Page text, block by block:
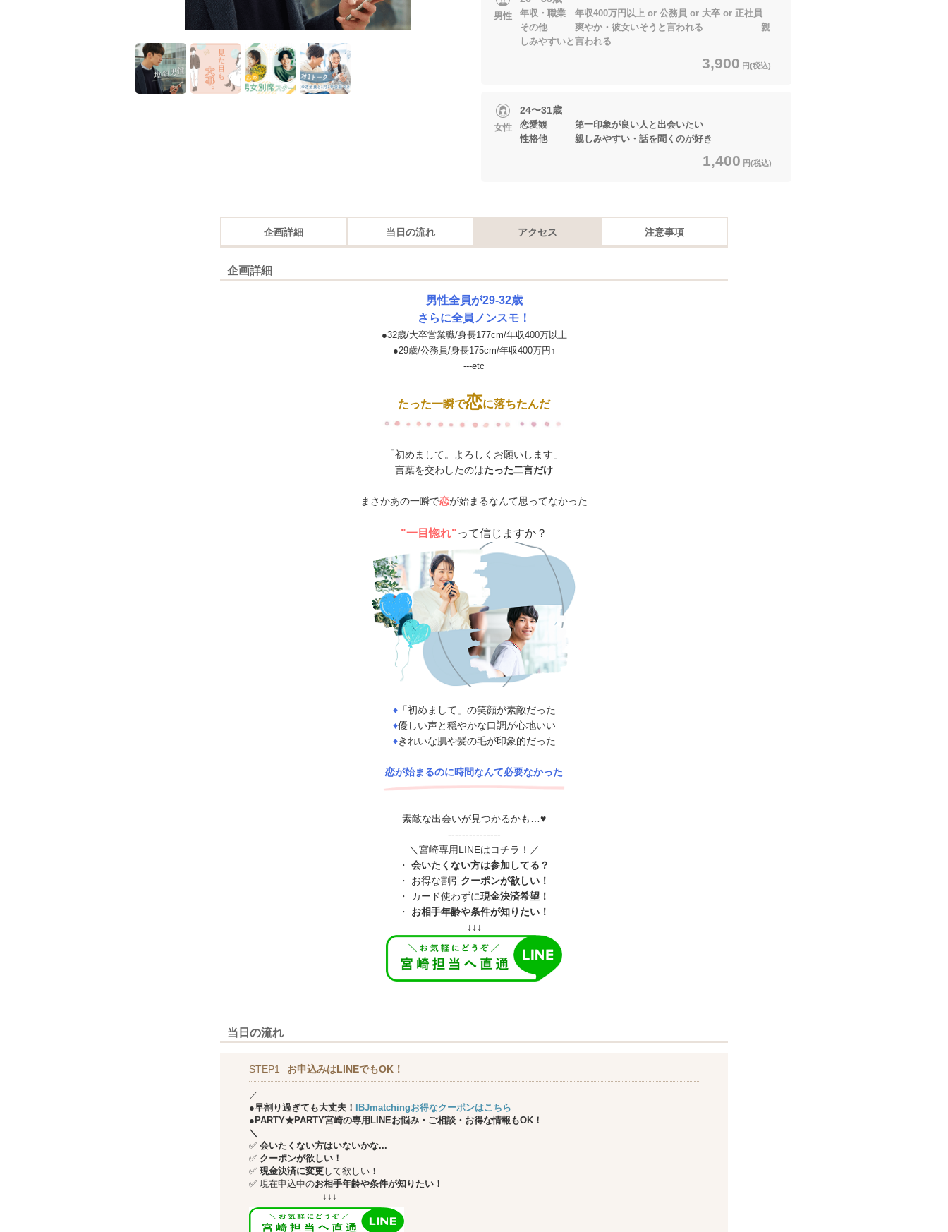
男性
年収・職業 年収400万円以上 or 公務員 or 大卒 or 正社員
その他 爽やか・彼女いそうと言われる 親
しみやすいと言われる
3,900 円(税込)
女性
24〜31歳
恋愛観 第一印象が良い人と出会いたい
性格他 親しみやすい・話を聞くのが好き
1,400 円(税込)
企画詳細 当日の流れ アクセス 注意事項
企画詳細
男性全員が29-32歳
さらに全員ノンスモ！
●32歳/大卒営業職/身長177cm/年収400万以上
●29歳/公務員/身長175cm/年収400万円↑
---etc
たった一瞬で恋に落ちたんだ
「初めまして。よろしくお願いします」
言葉を交わしたのはたった二言だけ
まさかあの一瞬で恋が始まるなんて思ってなかった
"一目惚れ"って信じますか？
♦「初めまして」の笑顔が素敵だった
♦優しい声と穏やかな口調が心地いい
♦きれいな肌や髪の毛が印象的だった
恋が始まるのに時間なんて必要なかった
素敵な出会いが見つかるかも…♥
---------------
＼宮崎専用LINEはコチラ！／
・ 会いたくない方は参加してる？
・ お得な割引 クーポンが欲しい！
・ カード使わずに現金決済希望！
・
お相手年齢や条件が知りたい！
↓↓↓
当日の流れ
STEP1 お申込みはLINEでもOK！
／
●早割り過ぎても大丈夫！
IBJmatchingお得なクーポンはこちら
●PARTY★PARTY宮崎の専用LINEお悩み・ご相談・お得な情報もOK！
＼
✅ 会いたくない方はいないかな...
✅ クーポンが欲しい！
✅ 現金決済に変更して欲しい！
✅ 現在申込中のお相手年齢や条件が知りたい！
↓↓↓